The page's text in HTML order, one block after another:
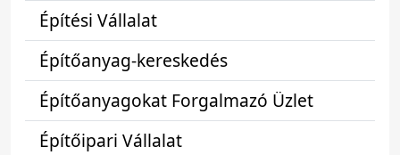
Építési Vállalat
Építőanyag-kereskedés
Építőanyagokat Forgalmazó Üzlet
Építőipari Vállalat